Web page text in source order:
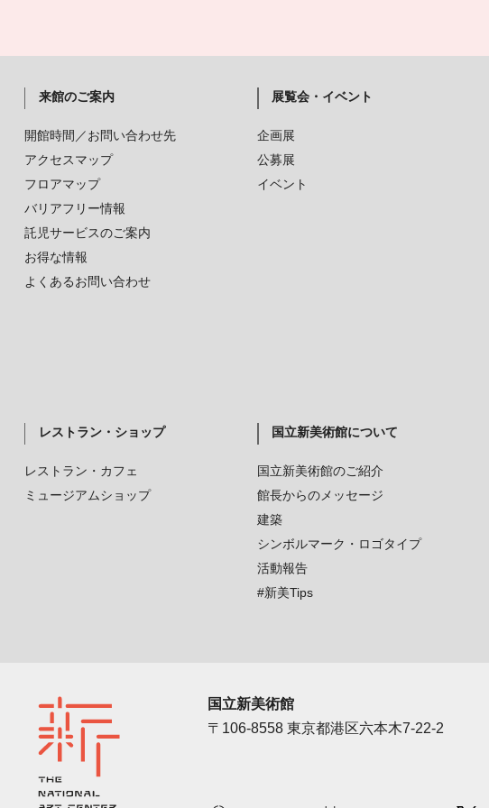
来館のご案内
開館時間／お問い合わせ先
アクセスマップ
フロアマップ
バリアフリー情報
託児サービスのご案内
お得な情報
よくあるお問い合わせ
展覧会・イベント
企画展
公募展
イベント
レストラン・ショップ
レストラン・カフェ
ミュージアムショップ
国立新美術館について
国立新美術館のご紹介
館長からのメッセージ
建築
シンボルマーク・ロゴタイプ
活動報告
#新美Tips
国立新美術館
〒106-8558 東京都港区六本木7-22-2